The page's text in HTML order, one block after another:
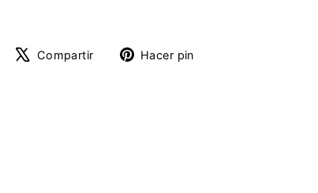
Compartir
Compartir
TuitearHacer pin